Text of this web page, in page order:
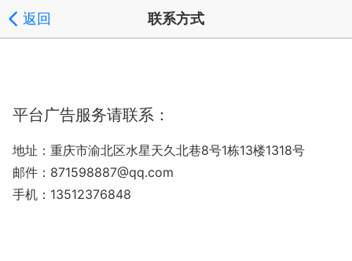
返回 联系方式
平台广告服务请联系：
地址：重庆市渝北区水星天久北巷8号1栋13楼1318号
邮件：871598887@qq.com
手机：13512376848